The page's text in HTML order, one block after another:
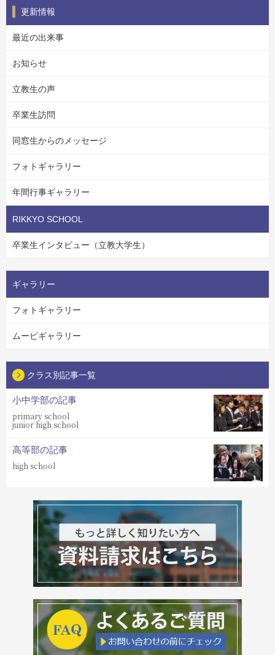
更新情報
最近の出来事
お知らせ
立教生の声
卒業生訪問
同窓生からのメッセージ
フォトギャラリー
年間行事ギャラリー
RIKKYO SCHOOL
卒業生インタビュー（立教大学生）
ギャラリー
フォトギャラリー
ムービギャラリー
クラス別記事一覧
小中学部の記事
primary school
junior high school
高等部の記事
high school